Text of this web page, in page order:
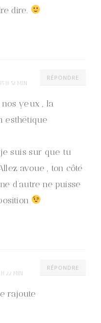
dire.
RÉPONDRE
H 52 MIN
nos yeux , la
esthétique
je suis sur que tu
avoue , ton côté
d’autre ne puisse
RÉPONDRE
H 22 MIN
rajoute